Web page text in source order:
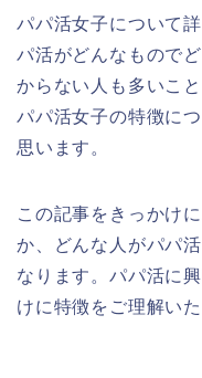
パパ活女子について
パ活がどんなもので
からない人も多いこ
パパ活女子の特徴に
思います。
この記事をきっかけ
か、どんな人がパパ
なります。パパ活に
けに特徴をご理解い